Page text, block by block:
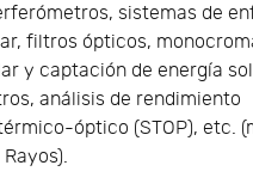
sistemas de
filtros ópticos,
y captación de energía
análisis de rendimiento
óptico (STOP), etc.